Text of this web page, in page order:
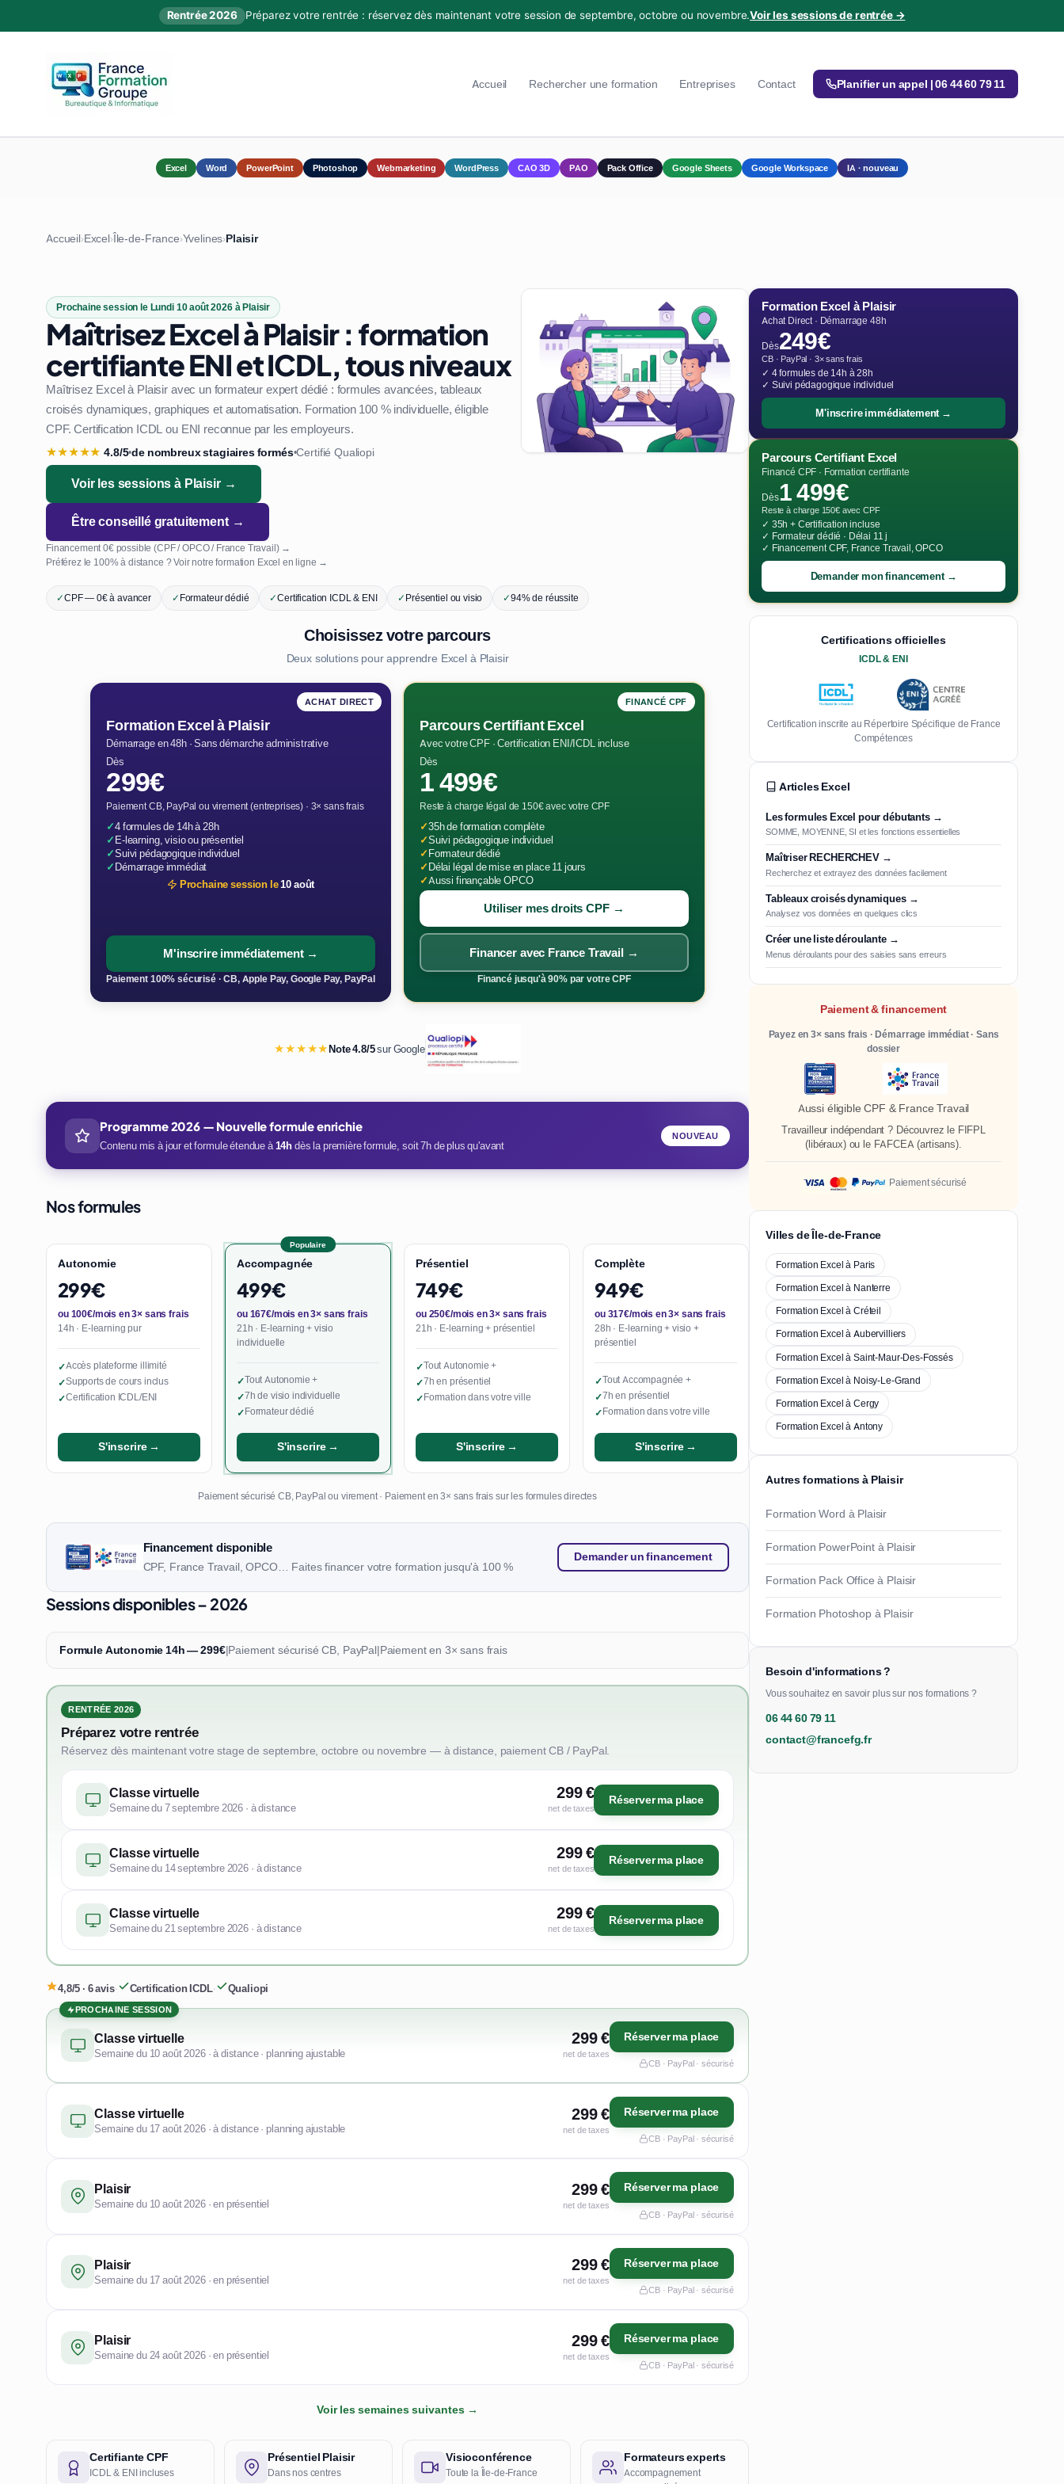
Rentrée 2026 Préparez votre rentrée : réservez dès maintenant votre session de septembre, octobre ou novembre.Voir les sessions de rentrée →
Accueil Rechercher une formation Entreprises Contact Planifier un appel | 06 44 60 79 11
Excel Word PowerPoint Photoshop Webmarketing WordPress CAO 3D PAO Pack Office Google Sheets Google Workspace IA · nouveau
Accueil›Excel›Île-de-France›Yvelines›Plaisir
Prochaine session le Lundi 10 août 2026 à Plaisir
Maîtrisez Excel à Plaisir : formation
certifiante ENI et ICDL, tous niveaux
Maîtrisez Excel à Plaisir avec un formateur expert dédié : formules avancées, tableaux
croisés dynamiques, graphiques et automatisation. Formation 100 % individuelle, éligible
CPF. Certification ICDL ou ENI reconnue par les employeurs.
★★★★★ 4.8/5•de nombreux stagiaires formés•Certifié Qualiopi
Voir les sessions à Plaisir →
Être conseillé gratuitement →
Financement 0€ possible (CPF / OPCO / France Travail) →
Préférez le 100% à distance ? Voir notre formation Excel en ligne →
✓CPF — 0€ à avancer ✓Formateur dédié ✓Certification ICDL & ENI ✓Présentiel ou visio ✓94% de réussite
Choisissez votre parcours
Deux solutions pour apprendre Excel à Plaisir
ACHAT DIRECT
Formation Excel à Plaisir
Démarrage en 48h · Sans démarche administrative
Dès
299€
Paiement CB, PayPal ou virement (entreprises) · 3× sans frais
✓4 formules de 14h à 28h
✓E-learning, visio ou présentiel
✓Suivi pédagogique individuel
✓Démarrage immédiat
Prochaine session le10 août
M'inscrire immédiatement →
Paiement 100% sécurisé · CB, Apple Pay, Google Pay, PayPal
FINANCÉ CPF
Parcours Certifiant Excel
Avec votre CPF · Certification ENI/ICDL incluse
Dès
1 499€
Reste à charge légal de 150€ avec votre CPF
✓35h de formation complète
✓Suivi pédagogique individuel
✓Formateur dédié
✓Délai légal de mise en place 11 jours
✓Aussi finançable OPCO
Utiliser mes droits CPF →
Financer avec France Travail →
Financé jusqu'à 90% par votre CPF
★★★★★Note 4.8/5sur Google
Programme 2026 — Nouvelle formule enrichie
Contenu mis à jour et formule étendue à14hdès la première formule, soit 7h de plus qu'avant
NOUVEAU
Nos formules
Autonomie
299€
ou 100€/mois en 3× sans frais
14h · E-learning pur
✓Accès plateforme illimité
✓Supports de cours inclus
✓Certification ICDL/ENI
S'inscrire →
Populaire
Accompagnée
499€
ou 167€/mois en 3× sans frais
21h · E-learning + visio
individuelle
✓Tout Autonomie +
✓7h de visio individuelle
✓Formateur dédié
S'inscrire →
Présentiel
749€
ou 250€/mois en 3× sans frais
21h · E-learning + présentiel
✓Tout Autonomie +
✓7h en présentiel
✓Formation dans votre ville
S'inscrire →
Complète
949€
ou 317€/mois en 3× sans frais
28h · E-learning + visio +
présentiel
✓Tout Accompagnée +
✓7h en présentiel
✓Formation dans votre ville
S'inscrire →
Paiement sécurisé CB, PayPal ou virement · Paiement en 3× sans frais sur les formules directes
Financement disponible
CPF, France Travail, OPCO… Faites financer votre formation jusqu'à 100 %
Demander un financement
Sessions disponibles – 2026
Formule Autonomie 14h — 299€|Paiement sécurisé CB, PayPal|Paiement en 3× sans frais
RENTRÉE 2026
Préparez votre rentrée
Réservez dès maintenant votre stage de septembre, octobre ou novembre — à distance, paiement CB / PayPal.
Classe virtuelle
Semaine du 7 septembre 2026 · à distance
299 €
net de taxes
Réserver ma place
Classe virtuelle
Semaine du 14 septembre 2026 · à distance
299 €
net de taxes
Réserver ma place
Classe virtuelle
Semaine du 21 septembre 2026 · à distance
299 €
net de taxes
Réserver ma place
4,8/5 · 6 avis· Certification ICDL· Qualiopi
PROCHAINE SESSION
Classe virtuelle
Semaine du 10 août 2026 · à distance · planning ajustable
299 €
net de taxes
Réserver ma place
CB · PayPal · sécurisé
Classe virtuelle
Semaine du 17 août 2026 · à distance · planning ajustable
299 €
net de taxes
Réserver ma place
CB · PayPal · sécurisé
Plaisir
Semaine du 10 août 2026 · en présentiel
299 €
net de taxes
Réserver ma place
CB · PayPal · sécurisé
Plaisir
Semaine du 17 août 2026 · en présentiel
299 €
net de taxes
Réserver ma place
CB · PayPal · sécurisé
Plaisir
Semaine du 24 août 2026 · en présentiel
299 €
net de taxes
Réserver ma place
CB · PayPal · sécurisé
Voir les semaines suivantes →
Certifiante CPF
ICDL & ENI incluses
Présentiel Plaisir
Dans nos centres
Visioconférence
Toute la Île-de-France
Formateurs experts
Accompagnement
Formation Excel à Plaisir
Achat Direct · Démarrage 48h
Dès249€
CB · PayPal · 3× sans frais
✓ 4 formules de 14h à 28h
✓ Suivi pédagogique individuel
M'inscrire immédiatement →
Parcours Certifiant Excel
Financé CPF · Formation certifiante
Dès1 499€
Reste à charge 150€ avec CPF
✓ 35h + Certification incluse
✓ Formateur dédié · Délai 11 j
✓ Financement CPF, France Travail, OPCO
Demander mon financement →
Certifications officielles
ICDL & ENI
Certification inscrite au Répertoire Spécifique de France
Compétences
Articles Excel
Les formules Excel pour débutants →
SOMME, MOYENNE, SI et les fonctions essentielles
Maîtriser RECHERCHEV →
Recherchez et extrayez des données facilement
Tableaux croisés dynamiques →
Analysez vos données en quelques clics
Créer une liste déroulante →
Menus déroulants pour des saisies sans erreurs
Paiement & financement
Payez en 3× sans frais · Démarrage immédiat · Sans
dossier
Aussi éligible CPF & France Travail
Travailleur indépendant ? Découvrez le FIFPL
(libéraux) ou le FAFCEA (artisans).
Paiement sécurisé
Villes de Île-de-France
Formation Excel à Paris
Formation Excel à Nanterre
Formation Excel à Créteil
Formation Excel à Aubervilliers
Formation Excel à Saint-Maur-Des-Fossés
Formation Excel à Noisy-Le-Grand
Formation Excel à Cergy
Formation Excel à Antony
Autres formations à Plaisir
Formation Word à Plaisir
Formation PowerPoint à Plaisir
Formation Pack Office à Plaisir
Formation Photoshop à Plaisir
Besoin d'informations ?
Vous souhaitez en savoir plus sur nos formations ?
06 44 60 79 11
contact@francefg.fr